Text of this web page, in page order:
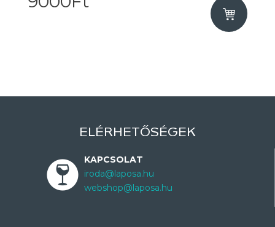
ELÉRHETŐSÉGEK
KAPCSOLAT
iroda@laposa.hu
webshop@laposa.hu